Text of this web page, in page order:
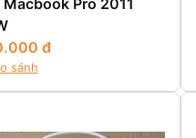
Macbook Pro 2011
đ
sánh